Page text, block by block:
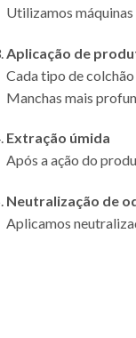
Utilizamos máquinas
Aplicação de
Cada tipo de
Manchas mais
Extração úmida
Após a ação do
Neutralização de
Aplicamos